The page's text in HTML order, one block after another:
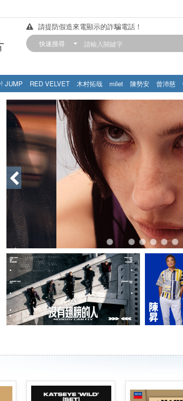
佳佳唱片
請提防假造來電顯示的詐騙電話！
【中華門市營業時間調整公告】
快速搜尋
JUMP RED VELVET 木村拓哉 milet 陳勢安 曾沛慈
周杰伦